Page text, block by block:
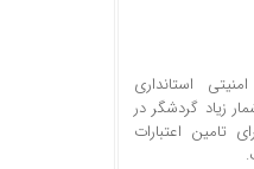
استانداری
زیاد گردشگر در
تامین اعتبارات